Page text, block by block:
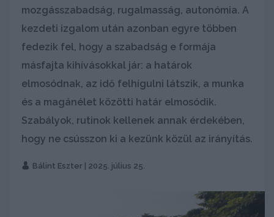
mozgásszabadság, rugalmasság, autonómia. A
kezdeti izgalom után azonban egyre többen
fedezik fel, hogy a szabadság e formája
másfajta kihívásokkal jár: a határok
elmosódnak, az idő felhígulni látszik, a munka
és a magánélet közötti határ elmosódik.
Szabályok, rutinok kellenek annak érdekében,
hogy ne csússzon ki a kezünk közül az irányítás.
Bálint Eszter | 2025. július 25.